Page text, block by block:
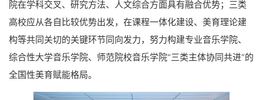
院在学科交叉、研究方法、人文综合方面具有融合优势；三类
高校应从各自比较优势出发，在课程一体化建设、美育理论建
构等共同关切的关键环节同向发力，努力构建专业音乐学院、
综合性大学音乐学院、师范院校音乐学院“三类主体协同共进”的
全国性美育赋能格局。